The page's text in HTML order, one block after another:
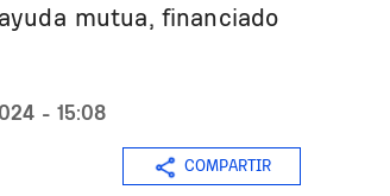
mutua, financiado
- 15:08
COMPARTIR